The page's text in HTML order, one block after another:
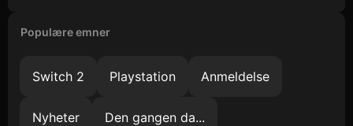
Populære emner
Switch 2 Playstation Anmeldelse
Nyheter Den gangen da...